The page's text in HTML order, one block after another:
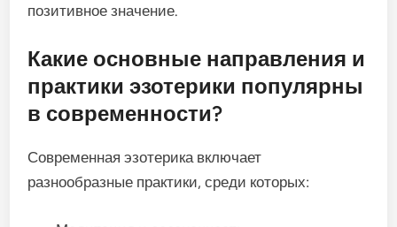
позитивное значение.
Какие основные направления и
практики эзотерики популярны
в современности?
Современная эзотерика включает
разнообразные практики, среди которых: